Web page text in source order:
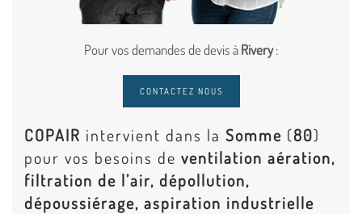
Pour vos demandes de devis àRivery:
CONTACTEZ NOUS
COPAIR intervient dans la Somme (80)
pour vos besoins de ventilation aération,
filtration de l’air, dépollution,
dépoussiérage, aspiration industrielle